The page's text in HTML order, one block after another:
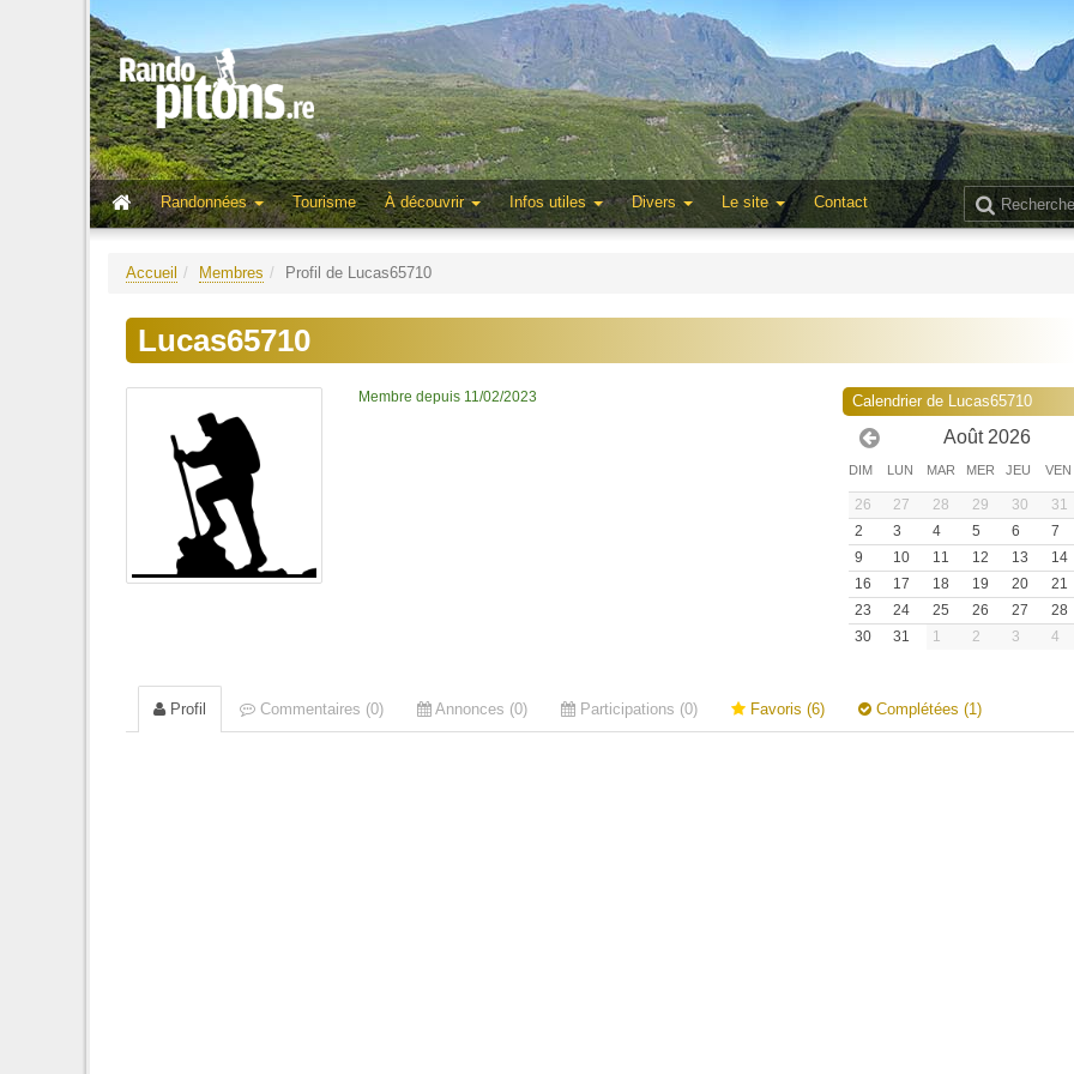
Randonnées
Tourisme À découvrir Infos utiles Divers Le site Contact
Accueil Membres Profil de Lucas65710
Lucas65710
Membre depuis 11/02/2023 Calendrier de Lucas65710
Août 2026
DIM LUN MAR MER JEU VEN
26 27 28 29 30 31
2
3 4 5 6 7
9
10 11 12 13 14
16
17 18 19 20 21
23
24 25 26 27 28
30
31 1 2 3 4
Profil Commentaires (0) Annonces (0) Participations (0) Favoris (6) Complétées (1)